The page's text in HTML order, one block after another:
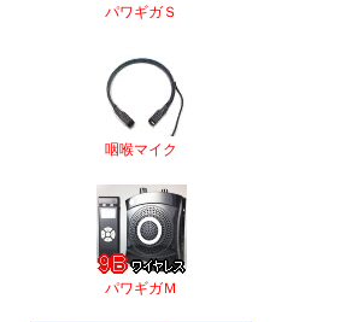
パワギガＳ
咽喉マイク
パワギガＭ